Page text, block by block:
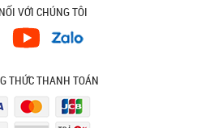
VỚI CHÚNG TÔI
THỨC THANH TOÁN